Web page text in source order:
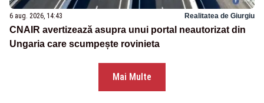
6 aug. 2026, 14:43 Realitatea de Giurgiu
CNAIR avertizează asupra unui portal neautorizat din
Ungaria care scumpește rovinieta
Mai Multe